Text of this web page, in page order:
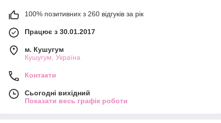
100% позитивних з 260 відгуків за рік
Працює з 30.01.2017
м. Кушугум
Кушугум, Україна
Контакти
Сьогодні вихідний
Показати весь графік роботи